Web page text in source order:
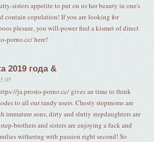
sisters appetite to put on us her beauty in one's
contain copulation! If you are looking for
plesure, you will-power find a kismet of direct
porno.cc/ here!
2019 года &
5:05
ja.prosto-porno.cc/ gives an time to think
to all our randy users. Chesty stepmoms are
immature sons, dirty and slutty stepdaughters are
brothers and sisters are enjoying a fuck and
withering with passion right second! So